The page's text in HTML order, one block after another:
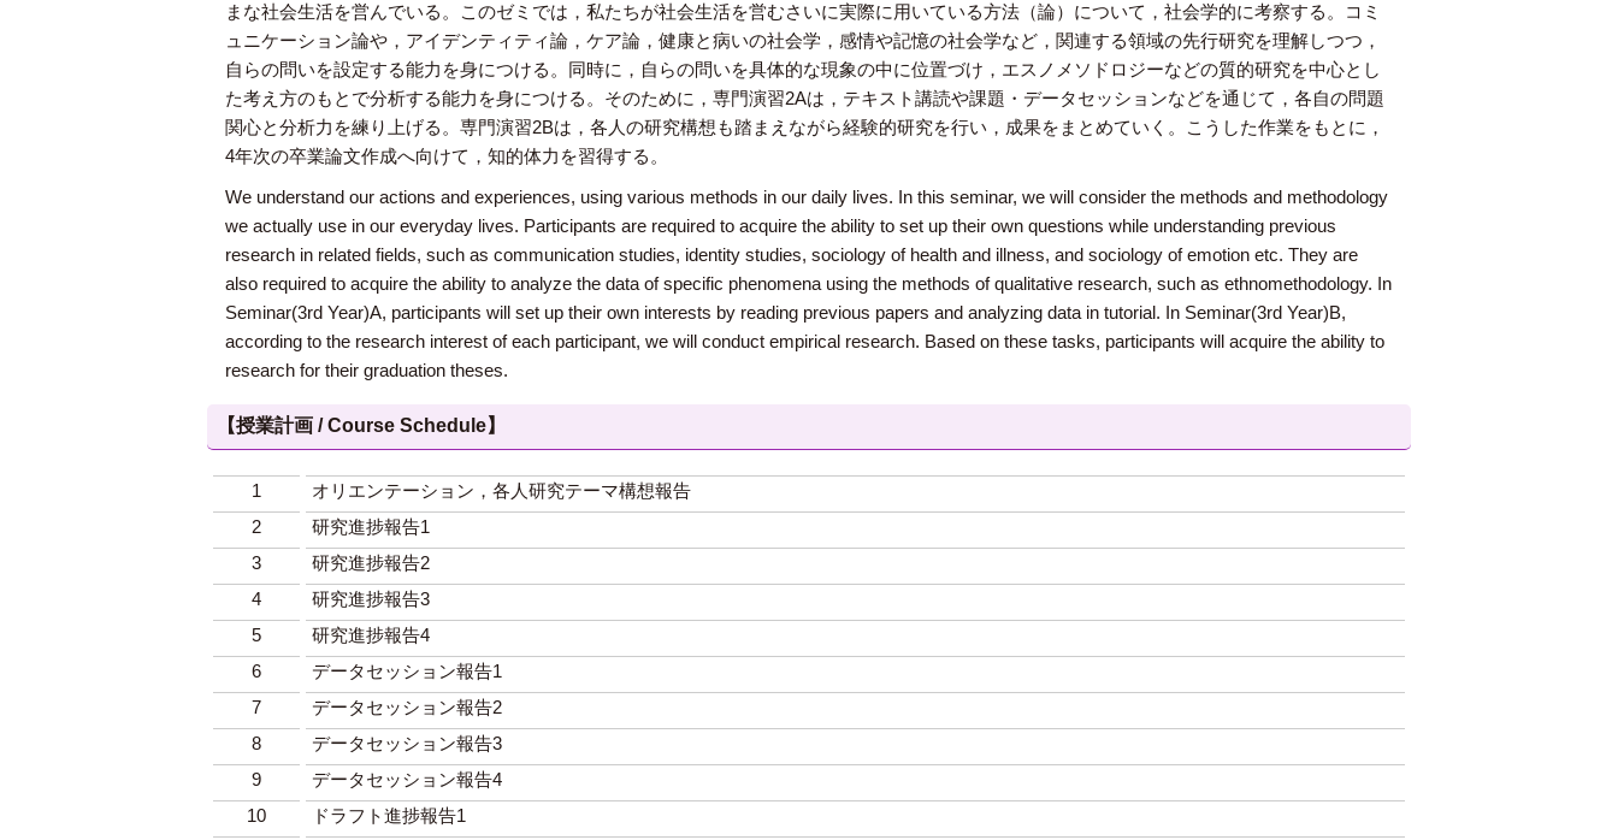
まな社会生活を営んでいる。このゼミでは，私たちが社会生活を営むさいに実際に用いている方法（論）について，社会学的に考察する。コミ
ュニケーション論や，アイデンティティ論，ケア論，健康と病いの社会学，感情や記憶の社会学など，関連する領域の先行研究を理解しつつ，
自らの問いを設定する能力を身につける。同時に，自らの問いを具体的な現象の中に位置づけ，エスノメソドロジーなどの質的研究を中心とし
た考え方のもとで分析する能力を身につける。そのために，専門演習2Aは，テキスト講読や課題・データセッションなどを通じて，各自の問題
関心と分析力を練り上げる。専門演習2Bは，各人の研究構想も踏まえながら経験的研究を行い，成果をまとめていく。こうした作業をもとに，
4年次の卒業論文作成へ向けて，知的体力を習得する。
We understand our actions and experiences, using various methods in our daily lives. In this seminar, we will consider the methods and methodology
we actually use in our everyday lives. Participants are required to acquire the ability to set up their own questions while understanding previous
research in related fields, such as communication studies, identity studies, sociology of health and illness, and sociology of emotion etc. They are
also required to acquire the ability to analyze the data of specific phenomena using the methods of qualitative research, such as ethnomethodology. In
Seminar(3rd Year)A, participants will set up their own interests by reading previous papers and analyzing data in tutorial. In Seminar(3rd Year)B,
according to the research interest of each participant, we will conduct empirical research. Based on these tasks, participants will acquire the ability to
research for their graduation theses.
【授業計画 / Course Schedule】
1
オリエンテーション，各人研究テーマ構想報告
2
研究進捗報告1
3
研究進捗報告2
4
研究進捗報告3
5
研究進捗報告4
6
データセッション報告1
7
データセッション報告2
8
データセッション報告3
9
データセッション報告4
10
ドラフト進捗報告1